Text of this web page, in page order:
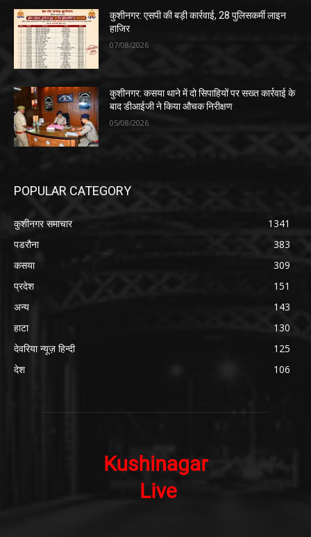
कुशीनगर: एसपी की बड़ी कार्रवाई, 28 पुलिसकर्मी लाइन
हाजिर
07/08/2026
कुशीनगर: कसया थाने में दो सिपाहियों पर सख्त कार्रवाई के
बाद डीआईजी ने किया औचक निरीक्षण
05/08/2026
POPULAR CATEGORY
कुशीनगर समाचार
1341
पडरौना
383
कसया
309
प्रदेश
151
अन्य
143
हाटा
130
देवरिया न्यूज़ हिन्दी
125
देश
106